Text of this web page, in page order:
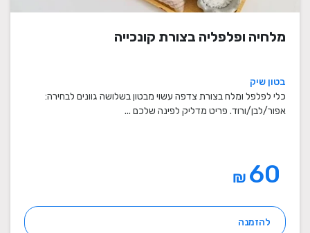
מלחיה ופלפליה בצורת קונכייה
בטון שיק
כלי לפלפל ומלח בצורת צדפה עשוי מבטון בשלושה גוונים לבחירה:
אפור/לבן/ורוד. פריט מדליק לפינה שלכם ...
₪
להזמנה